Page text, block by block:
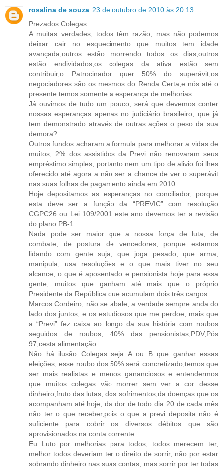
rosalina de souza 23 de outubro de 2010 às 20:13
Prezados Colegas.
A muitas verdades, todos têm razão, mas não podemos
deixar cair no esquecimento que muitos tem idade
avançada,outros estão morrendo todos os dias,outros
estão endividados,os colegas da ativa estão sem
contribuir,o Patrocinador quer 50% do superávit,os
negociadores são os mesmos do Renda Certa,e nós até o
presente temos somente a esperança de melhorias.
Já ouvimos de tudo um pouco, será que devemos conter
nossas esperanças apenas no judiciário brasileiro, que já
tem demonstrado através de outras ações o peso da sua
demora?.
Outros fundos acharam a formula para melhorar a vidas de
muitos, 2% dos assistidos da Previ não renovaram seus
empréstimo simples, portanto nem um tipo de alivio foi lhes
oferecido até agora a não ser a chance de ver o superávit
nas suas folhas de pagamento ainda em 2010.
Hoje depositamos as esperanças no conciliador, porque
esta deve ser a função da “PREVIC” com resolução
CGPC26 ou Lei 109/2001 este ano devemos ter a revisão
do plano PB-1.
Nada pode ser maior que a nossa força de luta, de
combate, de postura de vencedores, porque estamos
lidando com gente suja, que joga pesado, que arma,
manipula, usa resoluções e o que mais tiver no seu
alcance, o que é aposentado e pensionista hoje para essa
gente, muitos que ganham até mais que o próprio
Presidente da República que acumulam dois três cargos.
Marcos Cordeiro, não se abale, a verdade sempre anda do
lado dos juntos, e os estudiosos que me perdoe, mais que
a “Previ” fez caixa ao longo da sua história com roubos
seguidos de roubos, 40% das pensionistas,PDV,Pós
97,cesta alimentação.
Não há ilusão Colegas seja A ou B que ganhar essas
eleições, esse roubo dos 50% será concretizado,temos que
ser mais realistas e menos gananciosos e entendermos
que muitos colegas vão morrer sem ver a cor desse
dinheiro,fruto das lutas, dos sofrimentos,da doenças que os
acompanham até hoje, da dor de todo dia 20 de cada mês
não ter o que receber,pois o que a previ deposita não é
suficiente para cobrir os diversos débitos que são
aprovisionados na conta corrente.
Eu Luto por melhorias para todos, todos merecem ter,
melhor todos deveriam ter o direito de sorrir, não por estar
sobrando dinheiro nas suas contas, mas sorrir por ter todas